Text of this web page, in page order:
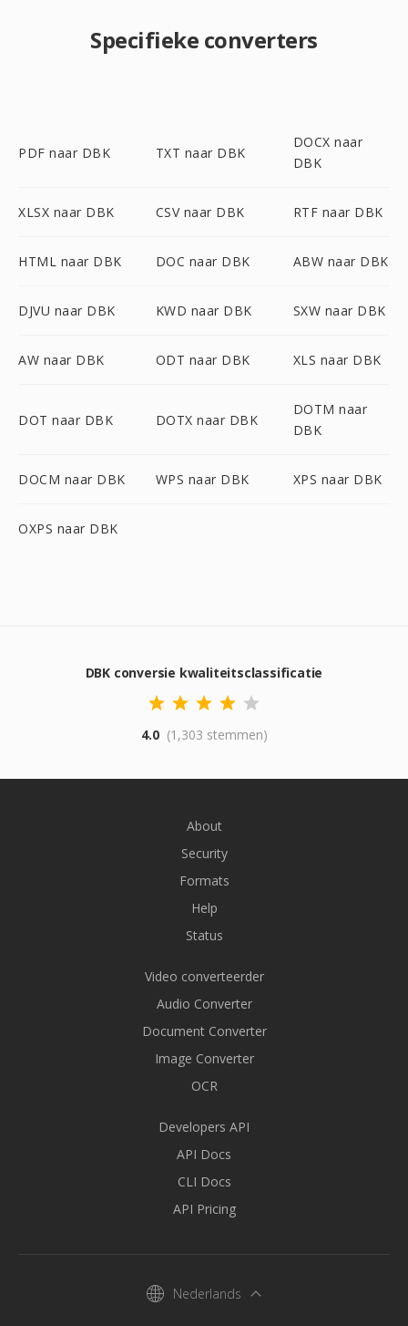
Specifieke converters
PDF naar DBK TXT naar DBK
DOCX naar
DBK
XLSX naar DBK CSV naar DBK RTF naar DBK
HTML naar DBK DOC naar DBK ABW naar DBK
DJVU naar DBK KWD naar DBK SXW naar DBK
AW naar DBK ODT naar DBK XLS naar DBK
DOT naar DBK DOTX naar DBK
DOTM naar
DBK
DOCM naar DBK WPS naar DBK XPS naar DBK
OXPS naar DBK
DBK conversie kwaliteitsclassificatie
4.0 (1,303 stemmen)
About
Security
Formats
Help
Status
Video converteerder
Audio Converter
Document Converter
Image Converter
OCR
Developers API
API Docs
CLI Docs
API Pricing
Nederlands